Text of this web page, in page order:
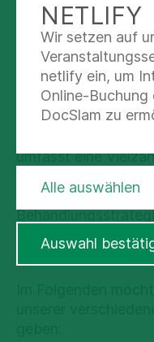
GANZ AUF
umfasst eine
und
Ihre persönlichen
können.
NETLIFY
Wir setzen auf
netlify ein, um
Online-
DocSlam zu
Alle auswählen
Auswahl